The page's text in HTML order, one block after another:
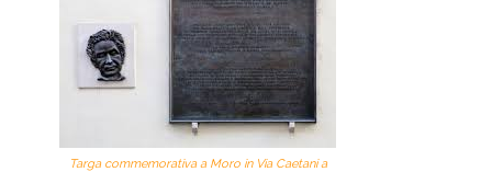
Targa commemorativa a Moro in Via Caetani a